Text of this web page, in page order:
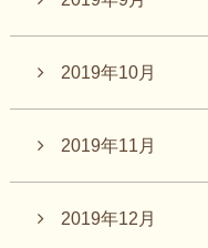
2019年10月
2019年11月
2019年12月